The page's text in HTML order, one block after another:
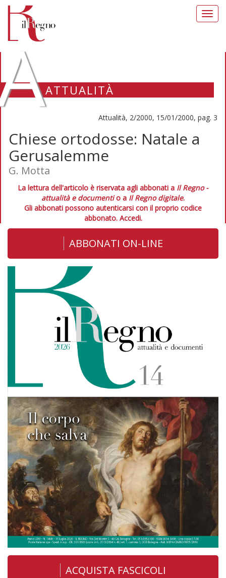
ATTUALITÀ
Attualità, 2/2000, 15/01/2000, pag. 3
Chiese ortodosse: Natale a
Gerusalemme
G. Motta
La lettura dell'articolo è riservata agli abbonati a Il Regno -
attualità e documentio a Il Regno digitale.
Gli abbonati possono autenticarsi con il proprio codice
abbonato. Accedi.
ABBONATI ON-LINE
ACQUISTA FASCICOLI